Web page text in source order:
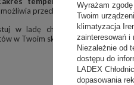
przechowywanie ich w
w ladę chłodniczą RAPA L-B
w Twoim sklepie, zwiększając
Wyrażam
Twoim
klimatyzacja
zainteresowań i
Niezależnie od
dostępu do
LADEX
dopasowania